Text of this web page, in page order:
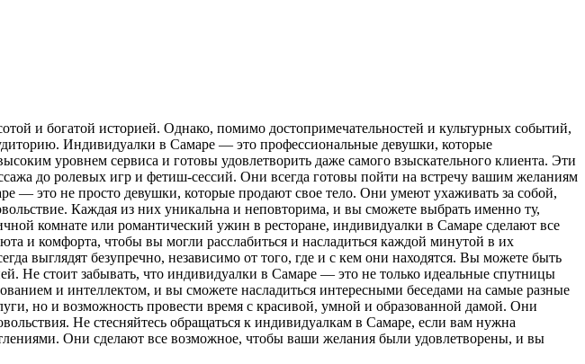
и богатой историей. Однако, помимо достопримечательностей и культурных событий,
Индивидуалки в Самаре — это профессиональные девушки, которые
уровнем сервиса и готовы удовлетворить даже самого взыскательного клиента. Эти
до ролевых игр и фетиш-сессий. Они всегда готовы пойти на встречу вашим желаниям
— это не просто девушки, которые продают свое тело. Они умеют ухаживать за собой,
Каждая из них уникальна и неповторима, и вы сможете выбрать именно ту,
комнате или романтический ужин в ресторане, индивидуалки в Самаре сделают все
и комфорта, чтобы вы могли расслабиться и насладиться каждой минутой в их
выглядят безупречно, независимо от того, где и с кем они находятся. Вы можете быть
Не стоит забывать, что индивидуалки в Самаре — это не только идеальные спутницы
и интеллектом, и вы сможете насладиться интересными беседами на самые разные
но и возможность провести время с красивой, умной и образованной дамой. Они
Не стесняйтесь обращаться к индивидуалкам в Самаре, если вам нужна
Они сделают все возможное, чтобы ваши желания были удовлетворены, и вы